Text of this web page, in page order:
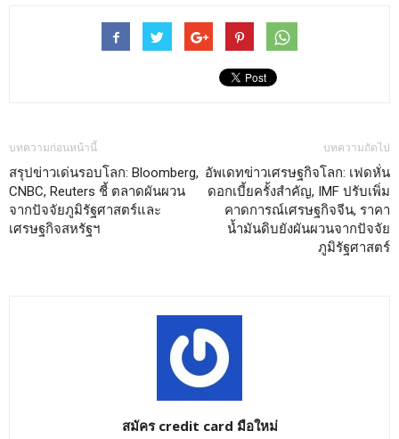
บทความก่อนหน้านี้
สรุปข่าวเด่นรอบโลก: Bloomberg,
CNBC, Reuters ชี้ ตลาดผันผวน
จากปัจจัยภูมิรัฐศาสตร์และ
เศรษฐกิจสหรัฐฯ
บทความถัดไป
อัพเดทข่าวเศรษฐกิจโลก: เฟดหั่น
ดอกเบี้ยครั้งสำคัญ, IMF ปรับเพิ่ม
คาดการณ์เศรษฐกิจจีน, ราคา
น้ำมันดิบยังผันผวนจากปัจจัย
ภูมิรัฐศาสตร์
สมัคร credit card มือใหม่